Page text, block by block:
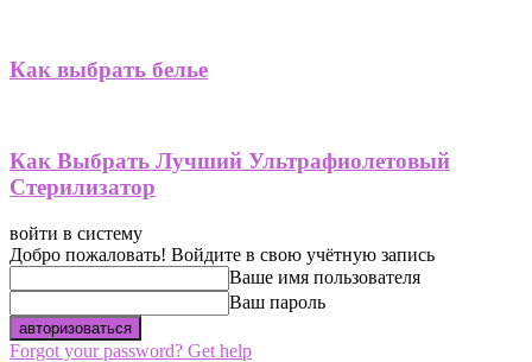
Как выбрать белье
Как Выбрать Лучший Ультрафиолетовый
Стерилизатор
войти в систему
Добро пожаловать! Войдите в свою учётную запись
Ваше имя пользователя
Ваш пароль
Forgot your password? Get help